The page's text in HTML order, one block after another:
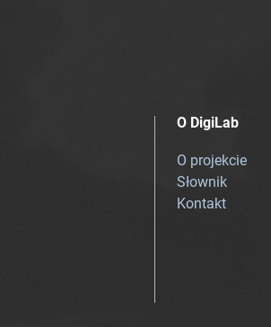
O DigiLab
O projekcie
Słownik
Kontakt